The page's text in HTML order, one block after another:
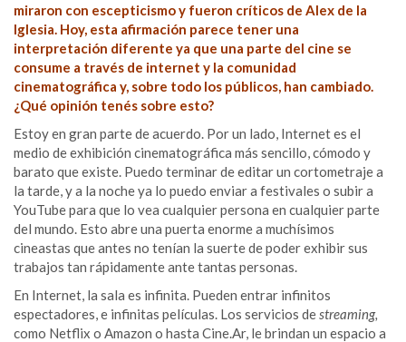
miraron con escepticismo y fueron críticos de Alex de la
Iglesia. Hoy, esta afirmación parece tener una
interpretación diferente ya que una parte del cine se
consume a través de internet y la comunidad
cinematográfica y, sobre todo los públicos, han cambiado.
¿Qué opinión tenés sobre esto?
Estoy en gran parte de acuerdo. Por un lado, Internet es el
medio de exhibición cinematográfica más sencillo, cómodo y
barato que existe. Puedo terminar de editar un cortometraje a
la tarde, y a la noche ya lo puedo enviar a festivales o subir a
YouTube para que lo vea cualquier persona en cualquier parte
del mundo. Esto abre una puerta enorme a muchísimos
cineastas que antes no tenían la suerte de poder exhibir sus
trabajos tan rápidamente ante tantas personas.
En Internet, la sala es infinita. Pueden entrar infinitos
espectadores, e infinitas películas. Los servicios de streaming,
como Netflix o Amazon o hasta Cine.Ar, le brindan un espacio a